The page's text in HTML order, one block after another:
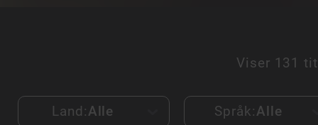
Viser 131
Land:Alle Språk:Alle